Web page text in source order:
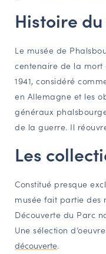
Responsables de
Histoire
Le musée de
centenaire de la mort
1941, considéré
en Allemagne et les
généraux
de la guerre. Il
Les
Constitué presque
musée fait partie des
Découverte du Parc
Une sélection
découverte.